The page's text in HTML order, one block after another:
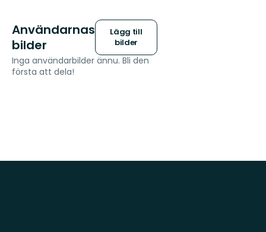
Användarnas
bilder
Lägg till
bilder
Inga användarbilder ännu. Bli den
första att dela!